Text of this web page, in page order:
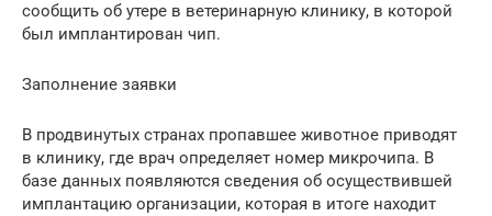
сообщить об утере в ветеринарную клинику, в которой
был имплантирован чип.
Заполнение заявки
В продвинутых странах пропавшее животное приводят
в клинику, где врач определяет номер микрочипа. В
базе данных появляются сведения об осуществившей
имплантацию организации, которая в итоге находит